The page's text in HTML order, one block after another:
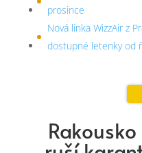
prosince
Nová linka WizzAir z
dostupné letenky od